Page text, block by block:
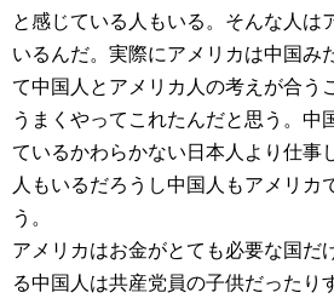
と感じている人もいる。そんな人は
いるんだ。実際にアメリカは中国み
て中国人とアメリカ人の考えが合う
うまくやってこれたんだと思う。中
ているかわらかない日本人より仕事
人もいるだろうし中国人もアメリカ
う。
アメリカはお金がとても必要な国だ
る中国人は共産党員の子供だったり